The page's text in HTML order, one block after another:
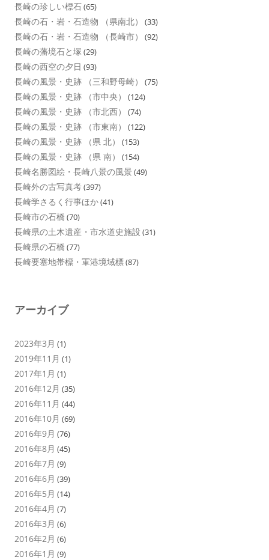
長崎の珍しい標石(65)
長崎の石・岩・石造物 （県南北） (33)
長崎の石・岩・石造物 （長崎市） (92)
長崎の藩境石と塚 (29)
長崎の西空の夕日 (93)
長崎の風景・史跡 （三和野母崎） (75)
長崎の風景・史跡 （市中央） (124)
長崎の風景・史跡 （市北西） (74)
長崎の風景・史跡 （市東南） (122)
長崎の風景・史跡 （県 北） (153)
長崎の風景・史跡 （県 南） (154)
長崎名勝図絵・長崎八景の風景 (49)
長崎外の古写真考(397)
長崎学さるく行事ほか(41)
長崎市の石橋 (70)
長崎県の土木遺産・市水道史施設 (31)
長崎県の石橋 (77)
長崎要塞地帯標・軍港境域標(87)
アーカイブ
2023年3月 (1)
2019年11月 (1)
2017年1月 (1)
2016年12月 (35)
2016年11月 (44)
2016年10月 (69)
2016年9月 (76)
2016年8月 (45)
2016年7月 (9)
2016年6月 (39)
2016年5月 (14)
2016年4月 (7)
2016年3月 (6)
2016年2月 (6)
2016年1月 (9)